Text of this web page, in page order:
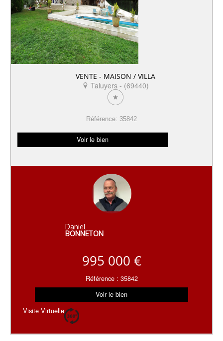
VENTE - MAISON / VILLA
Taluyers - (69440)
Référence: 35842
Voir le bien
Daniel
BONNETON
995 000 €
Référence : 35842
Voir le bien
Visite Virtuelle